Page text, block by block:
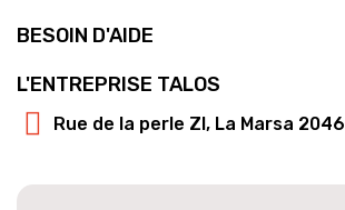
BESOIN D'AIDE
L'ENTREPRISE TALOS
Rue de la perle ZI, La Marsa 2046